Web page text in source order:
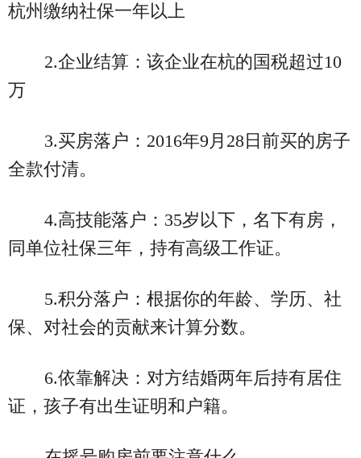
杭州缴纳社保一年以上
2.企业结算：该企业在杭的国税超过10
万
3.买房落户：2016年9月28日前买的房子
全款付清。
4.高技能落户：35岁以下，名下有房，
同单位社保三年，持有高级工作证。
5.积分落户：根据你的年龄、学历、社
保、对社会的贡献来计算分数。
6.依靠解决：对方结婚两年后持有居住
证，孩子有出生证明和户籍。